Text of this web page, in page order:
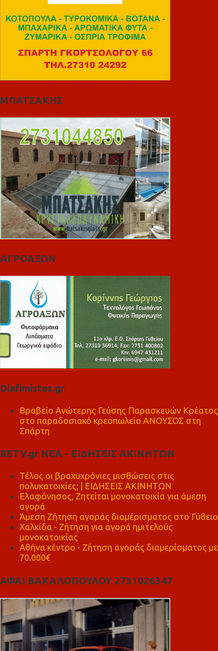
ΜΠΑΤΣΑΚΗΣ
ΑΓΡΟΑΞΩΝ
Diafimistes.gr
Βραβείο Ανώτερης Γεύσης Παρασκευών Κρέατος
στο παραδοσιακό κρεοπωλείο ΑΝΟΥΣΟΣ στη
Σπάρτη
RETV.gr ΝΕΑ - ΕΙΔΗΣΕΙΣ ΑΚΙΝΗΤΩΝ
Τέλος οι βραχυχρόνιες μισθώσεις στις
πολυκατοικίες; | ΕΙΔΗΣΕΙΣ ΑΚΙΝΗΤΩΝ
Ελαφόνησος, Ζητείται μονοκατοικία για άμεση
αγορά
Άμεση Ζήτηση αγοράς διαμέρισματος στο Γύθειο
Χαλκίδα - Ζήτηση για αγορά ημιτελούς
μονοκατοικίας
Αθήνα κέντρο - Ζήτηση αγοράς διαμερίσματος με
70.000€
ΑΦΑΙ ΒΑΚΑΛΟΠΟΥΛΟΥ 2731026347